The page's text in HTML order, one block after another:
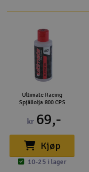
Ultimate Racing
Spjällolja 800 CPS
kr 69,-
Kjøp
10-25 i lager